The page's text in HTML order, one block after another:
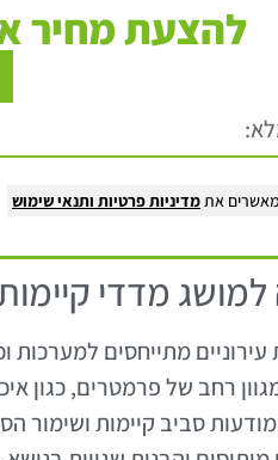
להצעת מחיר
אתמדיניות פרטיות ותנאי שימוש
מדדי קיימות
עירוניים מתייחסים
רחב של פרמטרים, כגון
סביב קיימות ושימור